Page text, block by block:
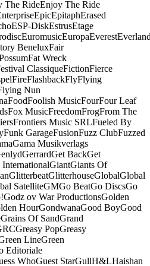
The RideEnjoy The Ride
EpicEpitaphErased
ESP-DiskEstrusEtage
EuromusicEuropaEverest
BeneluxFair
Fat Wreck
ClassiqueFictionFierce
FireFlashbackFlyFlying
Nun
FoodFoolish MusicFourFour Leaf
Fox MusicFreedomFrogFrom The
Frontiers Music SRLFueled By
Funk GarageFusionFuzz ClubFuzzed
Gama Musikverlags
GerrardGet BackGet
GiantGiants Of
GlitterbeatGlitterhouseGlobalGlobal
SatelliteGMGo BeatGo DiscsGo
Godz ov War ProductionsGolden
HourGondwanaGood BoyGood
Grains Of SandGrand
Greasy PopGreasy
LineGreen
Editoriale
WhoGuest StarGullH&LHaishan